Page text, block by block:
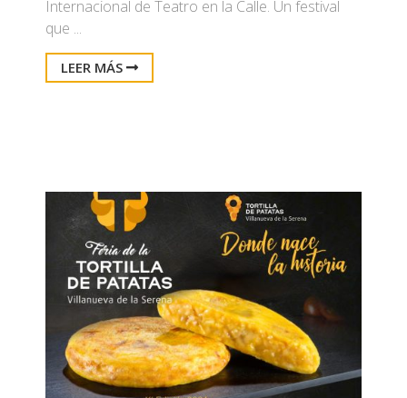
Internacional de Teatro en la Calle. Un festival
que ...
LEER MÁS